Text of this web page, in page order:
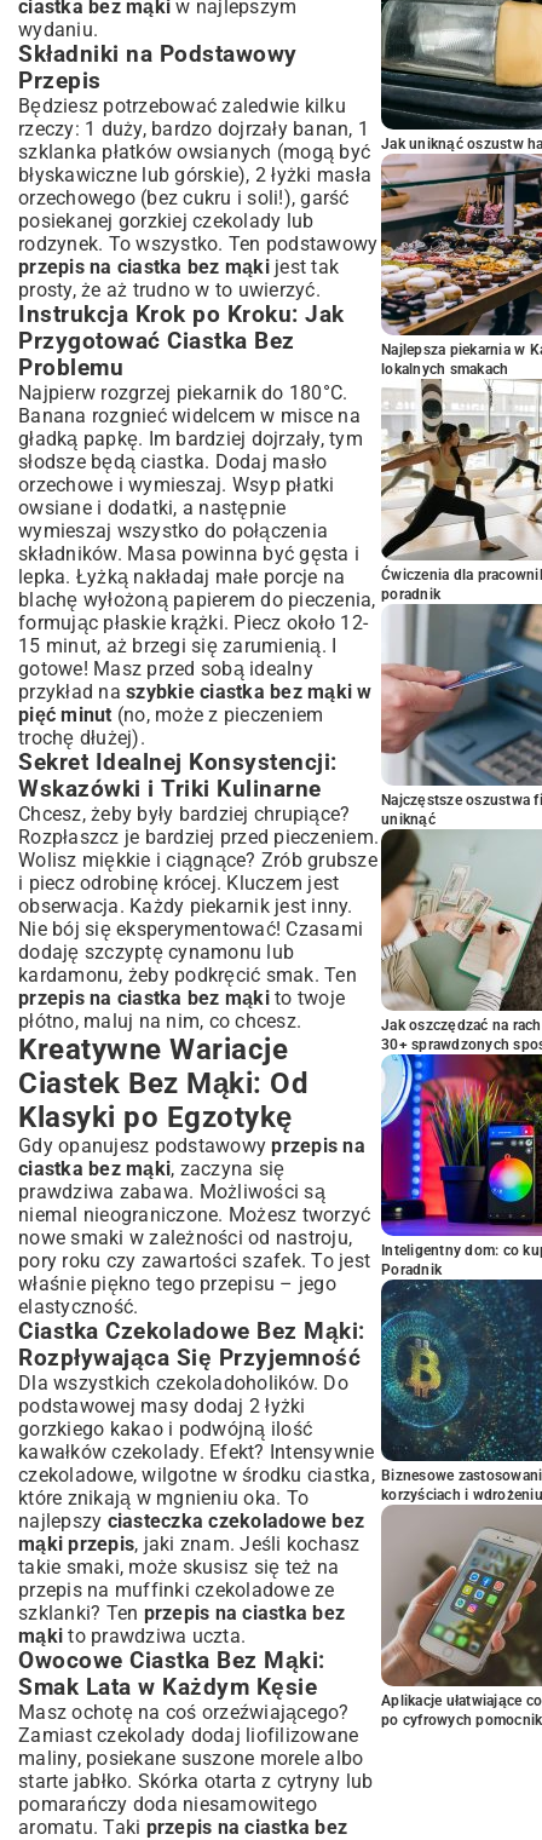
ciastka bez mąki w najlepszym
wydaniu.
Składniki na Podstawowy
Przepis
Będziesz potrzebować zaledwie kilku
rzeczy: 1 duży, bardzo dojrzały banan, 1
szklanka płatków owsianych (mogą być
błyskawiczne lub górskie), 2 łyżki masła
orzechowego (bez cukru i soli!), garść
posiekanej gorzkiej czekolady lub
rodzynek. To wszystko. Ten podstawowy
przepis na ciastka bez mąkijest tak
prosty, że aż trudno w to uwierzyć.
Instrukcja Krok po Kroku: Jak
Przygotować Ciastka Bez
Problemu
Najpierw rozgrzej piekarnik do 180°C.
Banana rozgnieć widelcem w misce na
gładką papkę. Im bardziej dojrzały, tym
słodsze będą ciastka. Dodaj masło
orzechowe i wymieszaj. Wsyp płatki
owsiane i dodatki, a następnie
wymieszaj wszystko do połączenia
składników. Masa powinna być gęsta i
lepka. Łyżką nakładaj małe porcje na
blachę wyłożoną papierem do pieczenia,
formując płaskie krążki. Piecz około 12-
15 minut, aż brzegi się zarumienią. I
gotowe! Masz przed sobą idealny
przykład na szybkie ciastka bez mąki w
pięć minut (no, może z pieczeniem
trochę dłużej).
Sekret Idealnej Konsystencji:
Wskazówki i Triki Kulinarne
Chcesz, żeby były bardziej chrupiące?
Rozpłaszcz je bardziej przed pieczeniem.
Wolisz miękkie i ciągnące? Zrób grubsze
i piecz odrobinę krócej. Kluczem jest
obserwacja. Każdy piekarnik jest inny.
Nie bój się eksperymentować! Czasami
dodaję szczyptę cynamonu lub
kardamonu, żeby podkręcić smak. Ten
przepis na ciastka bez mąkito twoje
płótno, maluj na nim, co chcesz.
Kreatywne Wariacje
Ciastek Bez Mąki: Od
Klasyki po Egzotykę
Gdy opanujesz podstawowyprzepis na
ciastka bez mąki, zaczyna się
prawdziwa zabawa. Możliwości są
niemal nieograniczone. Możesz tworzyć
nowe smaki w zależności od nastroju,
pory roku czy zawartości szafek. To jest
właśnie piękno tego przepisu – jego
elastyczność.
Ciastka Czekoladowe Bez Mąki:
Rozpływająca Się Przyjemność
Dla wszystkich czekoladoholików. Do
podstawowej masy dodaj 2 łyżki
gorzkiego kakao i podwójną ilość
kawałków czekolady. Efekt? Intensywnie
czekoladowe, wilgotne w środku ciastka,
które znikają w mgnieniu oka. To
najlepszy ciasteczka czekoladowe bez
mąki przepis, jaki znam. Jeśli kochasz
takie smaki, może skusisz się też na
przepis na muffinki czekoladowe ze
szklanki? Ten przepis na ciastka bez
mąki to prawdziwa uczta.
Owocowe Ciastka Bez Mąki:
Smak Lata w Każdym Kęsie
Masz ochotę na coś orzeźwiającego?
Zamiast czekolady dodaj liofilizowane
maliny, posiekane suszone morele albo
starte jabłko. Skórka otarta z cytryny lub
pomarańczy doda niesamowitego
aromatu. Taki przepis na ciastka bez
Jak uniknąć oszustw
Najlepsza piekarnia w
lokalnych smakach
Ćwiczenia dla
poradnik
Najczęstsze oszustwa
uniknąć
Jak oszczędzać na
30+ sprawdzonych
Inteligentny dom: co
Poradnik
Biznesowe
korzyściach i wdrożeniu
Aplikacje ułatwiające
po cyfrowych